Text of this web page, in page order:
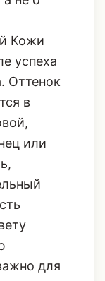
Кожи
успеха
Оттенок
в
или
для